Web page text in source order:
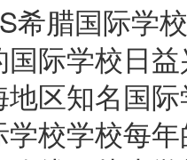
希腊国际学校
际学校日
区知名国
校学校每